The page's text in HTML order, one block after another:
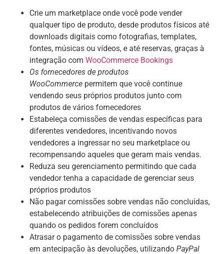
Crie um marketplace onde você pode vender
qualquer tipo de produto, desde produtos físicos até
downloads digitais como fotografias, templates,
fontes, músicas ou vídeos, e até reservas, graças à
integração com WooCommerce Bookings
Os fornecedores de produtos
WooCommerce permitem que você continue
vendendo seus próprios produtos junto com
produtos de vários fornecedores
Estabeleça comissões de vendas específicas para
diferentes vendedores, incentivando novos
vendedores a ingressar no seu marketplace ou
recompensando aqueles que geram mais vendas.
Reduza seu gerenciamento permitindo que cada
vendedor tenha a capacidade de gerenciar seus
próprios produtos
Não pagar comissões sobre vendas não concluídas,
estabelecendo atribuições de comissões apenas
quando os pedidos forem concluídos
Atrasar o pagamento de comissões sobre vendas
em antecipação às devoluções, utilizando PayPal